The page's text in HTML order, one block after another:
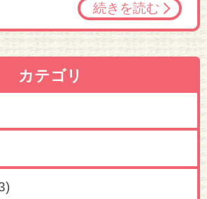
続きを読む
カテゴリ